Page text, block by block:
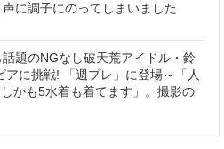
に調子にのってしまいました
題のNGなし破天荒アイドル・鈴
アに挑戦! 「週プレ」に登場～「人
かも5水着も着てます」。撮影の